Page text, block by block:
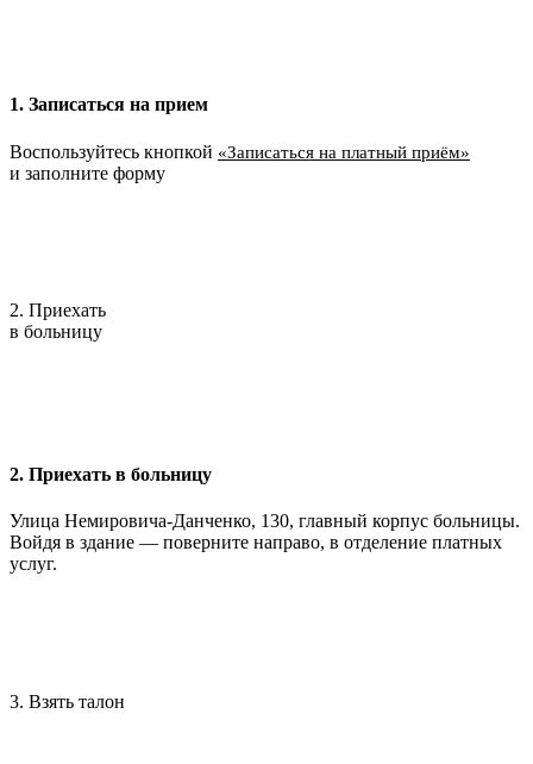
1. Записаться на прием
Воспользуйтесь кнопкой «Записаться на платный приём»
и заполните форму
2. Приехать
в больницу
2. Приехать в больницу
Улица Немировича-Данченко, 130, главный корпус больницы.
Войдя в здание — поверните направо, в отделение платных
услуг.
3. Взять талон